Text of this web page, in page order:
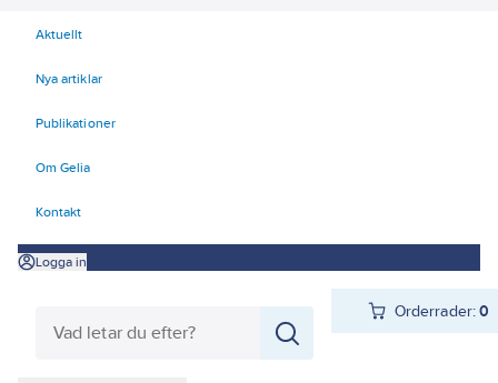
Aktuellt
Nya artiklar
Publikationer
Om Gelia
Kontakt
Logga in
Orderrader:0